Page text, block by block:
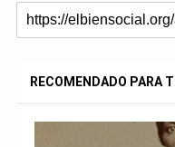
RECOMENDADO PARA TÍ